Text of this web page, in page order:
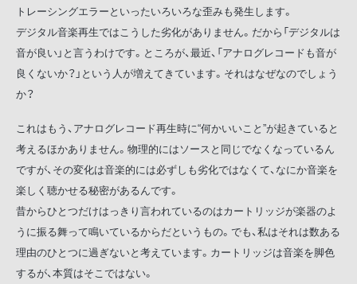
トレーシングエラーといったいろいろな歪みも発生します。
デジタル音楽再生ではこうした劣化がありません。だから「デジタルは
音が良い」と言うわけです。ところが、最近、「アナログレコードも音が
良くないか？」という人が増えてきています。それはなぜなのでしょう
か？
これはもう、アナログレコード再生時に“何かいいこと”が起きていると
考えるほかありません。物理的にはソースと同じでなくなっているん
ですが、その変化は音楽的には必ずしも劣化ではなくて、なにか音楽を
楽しく聴かせる秘密があるんです。
昔からひとつだけはっきり言われているのはカートリッジが楽器のよ
うに振る舞って鳴いているからだというもの。でも、私はそれは数ある
理由のひとつに過ぎないと考えています。カートリッジは音楽を脚色
するが、本質はそこではない。